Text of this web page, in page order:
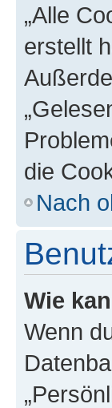
„Alle
erstellt
die
Nach
Wie
Wenn